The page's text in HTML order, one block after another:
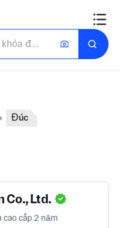
Đúc
Co., Ltd.
cao cấp 2 năm